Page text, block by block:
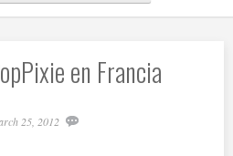
en Francia
25, 2012